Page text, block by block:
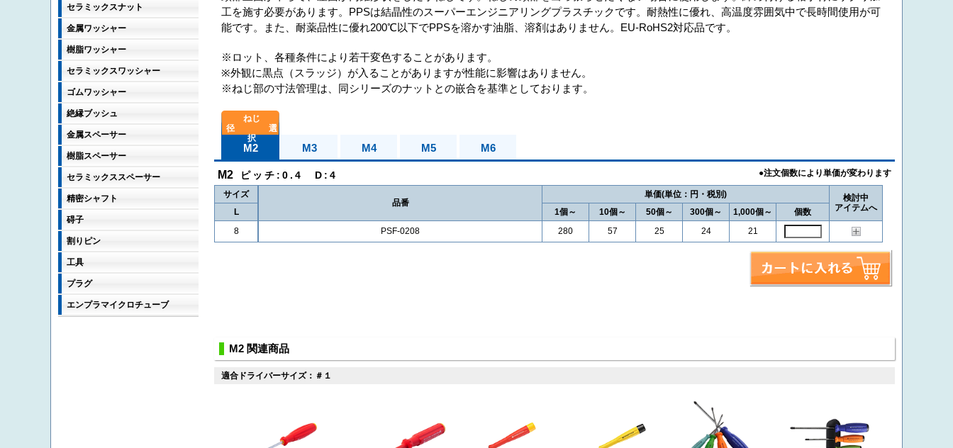
セラミックスナット
金属ワッシャー
樹脂ワッシャー
セラミックスワッシャー
ゴムワッシャー
絶縁ブッシュ
金属スペーサー
樹脂スペーサー
セラミックススペーサー
精密シャフト
碍子
割りピン
工具
プラグ
エンプラマイクロチューブ
工を施す必要があります。PPSは結晶性のスーパーエンジニアリングプラスチックです。耐熱性に優れ、高温度雰囲気中で長時間使用が可
能です。また、耐薬品性に優れ200℃以下でPPSを溶かす油脂、溶剤はありません。EU-RoHS2対応品です。
※ロット、各種条件により若干変色することがあります。
※外観に黒点（スラッジ）が入ることがありますが性能に影響はありません。
※ねじ部の寸法管理は、同シリーズのナットとの嵌合を基準としております。
M2 M3 M4 M5 M6
M2 ピッチ:0.4 D:4
サイズ
品番
単価
検討中
アイテムへ
L 1個～ 10個～ 50個～ 300個～ 1,000個～
個数
8
PSF-0208 280 57 25 24 21
M2 関連商品
適合ドライバーサイズ：＃１